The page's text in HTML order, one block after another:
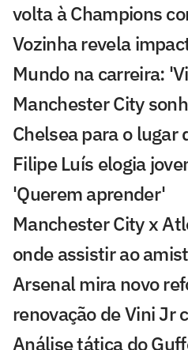
volta à Champions
Vozinha revela
Mundo na carreira:
Manchester City
Chelsea para o lugar
Filipe Luís elogia
'Querem aprender'
Manchester City x
onde assistir ao
Arsenal mira novo
renovação de Vini Jr
Análise tática do